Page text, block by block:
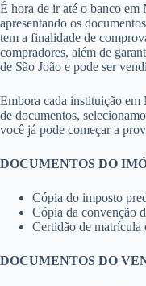
É hora de ir até o banco em
apresentando os
tem a finalidade de
compradores, além de
de São João e pode ser
Embora cada instituição em
de documentos,
você já pode começar a
DOCUMENTOS DO
Cópia do imposto
Cópia da convenção
Certidão de matrícula
DOCUMENTOS DO